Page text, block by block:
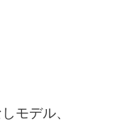
モデル、